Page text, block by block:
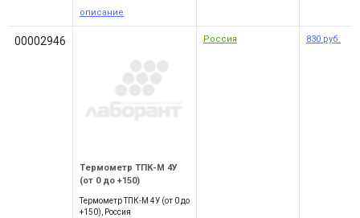
описание
00002946
Термометр ТПК-М 4У
(от 0 до +150)
Термометр ТПК-М 4У (от 0 до
+150), Россия
Россия 830 руб.